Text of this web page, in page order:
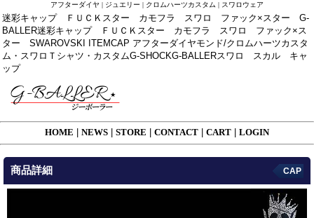
アフターダイヤ | ジュエリー | クロムハーツカスタム | スワロウェア
迷彩キャップ ＦＵＣＫスター カモフラ スワロ ファック×スター G-
BALLER迷彩キャップ ＦＵＣＫスター カモフラ スワロ ファック×ス
ター SWAROVSKI ITEMCAP アフターダイヤモンド/クロムハーツカスタ
ム・スワロＴシャツ・カスタムG-SHOCKG-BALLERスワロ スカル キャ
ップ
HOME NEWS STORE CONTACT CART LOGIN
商品詳細 CAP